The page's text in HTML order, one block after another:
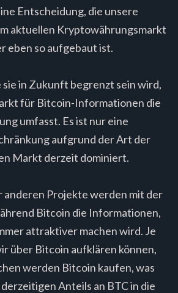
Entscheidung, die unsere
aktuellen Kryptowährungsmarkt
eben so aufgebaut ist.
sie in Zukunft begrenzt sein wird,
für Bitcoin-Informationen die
umfasst. Es ist nur eine
aufgrund der Art der
Markt derzeit dominiert.
anderen Projekte werden mit der
Bitcoin die Informationen,
attraktiver machen wird. Je
über Bitcoin aufklären können,
werden Bitcoin kaufen, was
Anteils an BTC in die